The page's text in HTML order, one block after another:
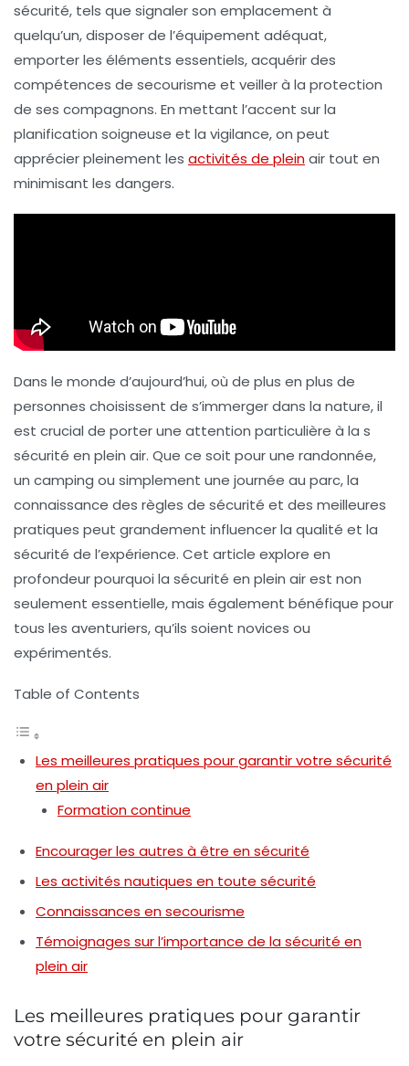
sécurité, tels que signaler son emplacement à
quelqu’un, disposer de l’équipement adéquat,
emporter les éléments essentiels, acquérir des
compétences de secourisme et veiller à la protection
de ses compagnons. En mettant l’accent sur la
planification soigneuse et la vigilance, on peut
apprécier pleinement les activités de pleinair tout en
minimisant les dangers.
Dans le monde d’aujourd’hui, où de plus en plus de
personnes choisissent de s’immerger dans la nature, il
est crucial de porter une attention particulière à la s
sécurité en plein air. Que ce soit pour une randonnée,
un camping ou simplement une journée au parc, la
connaissance des règles de sécurité et des meilleures
pratiques peut grandement influencer la qualité et la
sécurité de l’expérience. Cet article explore en
profondeur pourquoi la sécurité en plein air est non
seulement essentielle, mais également bénéfique pour
tous les aventuriers, qu’ils soient novices ou
expérimentés.
Table of Contents
Les meilleures pratiques pour garantir votre sécurité
en plein air
Formation continue
Encourager les autres à être en sécurité
Les activités nautiques en toute sécurité
Connaissances en secourisme
Témoignages sur l’importance de la sécurité en
plein air
Les meilleures pratiques pour garantir
votre sécurité en plein air